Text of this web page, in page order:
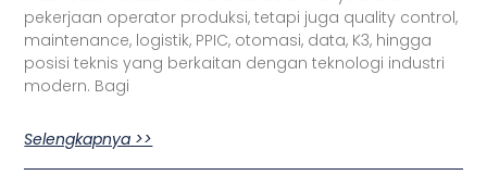
pekerjaan operator produksi, tetapi juga quality control,
maintenance, logistik, PPIC, otomasi, data, K3, hingga
posisi teknis yang berkaitan dengan teknologi industri
modern. Bagi
Selengkapnya >>